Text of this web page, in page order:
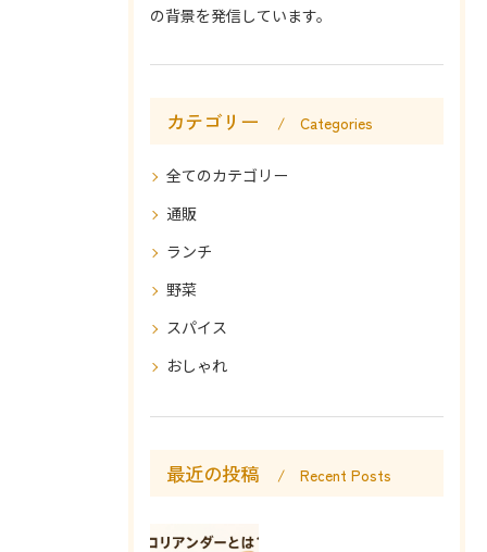
の背景を発信しています。
カテゴリー Categories
全てのカテゴリー
通販
ランチ
野菜
スパイス
おしゃれ
最近の投稿 Recent Posts